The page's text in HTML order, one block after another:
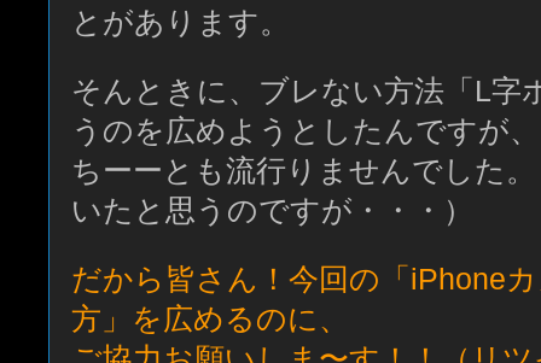
とがあります。
そんときに、ブレない方法「L字
うのを広めようとしたんですが、
ちーーとも流行りませんでした
いたと思うのですが・・・）
だから皆さん！今回の「iPhone
方」を広めるのに、